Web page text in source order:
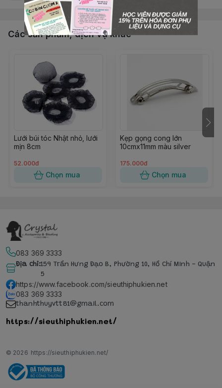
Các sản phẩm, dịch vụ khác
Lưới búi tóc Nhật nhỏ, lưới
mịn 8cm
52.000đ
Chọn mua
Kẹp gọng cong lớn
10cmx11mm màu silver
175.000đ
Chọn mua
083 369 3333
Địa chỉ:159 Trần Hưng Đạo B, Phường 10, Hồ Chí Minh - Quận
5
https://www.facebook.com/sieuthiphukien.net
083 369 3333
thanhthuyvtt81@gmail.com
https://sieuthiphukien.net/
© 2026 https://sieuthiphukien.net/